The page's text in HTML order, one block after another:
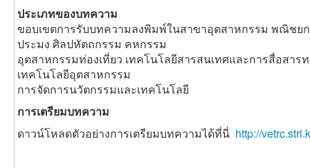
ประเภทของบทความ
ขอบเขตการรับบทความลงพิมพ์ในสาขาอุตสาหกรรม พณิชย
ประมง ศิลปหัตถกรรม คหกรรม
อุตสาหกรรมท่องเที่ยว เทคโนโลยีสารสนเทศและการสื่อสา
เทคโนโลยีอุตสาหกรรม
การจัดการนวัตกรรมและเทคโนโลยี
การเตรียมบทความ
ดาวน์โหลดตัวอย่างการเตรียมบทความได้ที่นี่ http://